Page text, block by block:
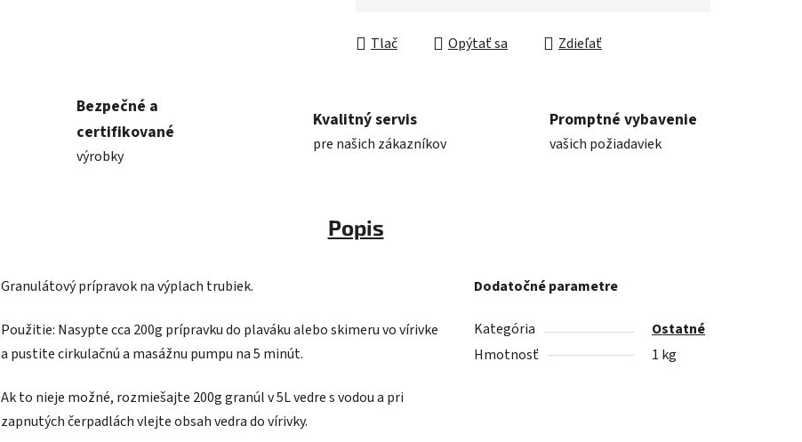
Tlač Opýtať sa Zdieľať
Bezpečné a
certifikované
výrobky
Kvalitný servis
pre našich zákazníkov
Promptné vybavenie
vašich požiadaviek
Popis
Granulátový prípravok na výplach trubiek.
Použitie: Nasypte cca 200g prípravku do plaváku alebo skimeru vo vírivke
a pustite cirkulačnú a masážnu pumpu na 5 minút.
Ak to nieje možné, rozmiešajte 200g granúl v 5L vedre s vodou a pri
zapnutých čerpadlách vlejte obsah vedra do vírivky.
Dodatočné parametre
Kategória
Ostatné
Hmotnosť
1 kg